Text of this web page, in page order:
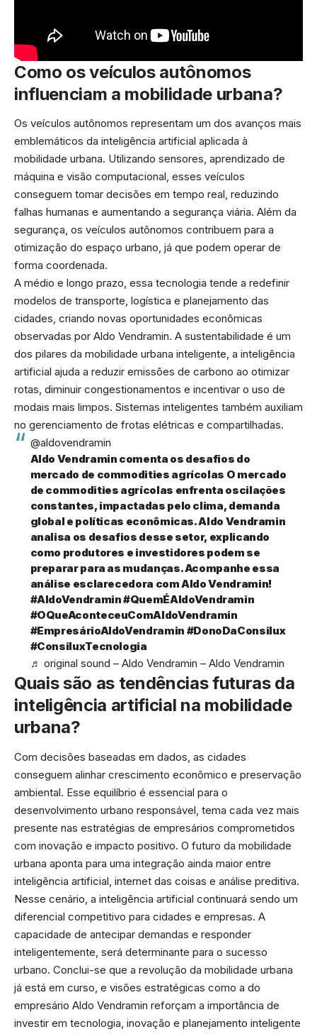
Como os veículos autônomos
influenciam a mobilidade urbana?
Os veículos autônomos representam um dos avanços mais
emblemáticos da inteligência artificial aplicada à
mobilidade urbana. Utilizando sensores, aprendizado de
máquina e visão computacional, esses veículos
conseguem tomar decisões em tempo real, reduzindo
falhas humanas e aumentando a segurança viária. Além da
segurança, os veículos autônomos contribuem para a
otimização do espaço urbano, já que podem operar de
forma coordenada.
A médio e longo prazo, essa tecnologia tende a redefinir
modelos de transporte, logística e planejamento das
cidades, criando novas oportunidades econômicas
observadas por Aldo Vendramin. A sustentabilidade é um
dos pilares da mobilidade urbana inteligente, a inteligência
artificial ajuda a reduzir emissões de carbono ao otimizar
rotas, diminuir congestionamentos e incentivar o uso de
modais mais limpos. Sistemas inteligentes também auxiliam
no gerenciamento de frotas elétricas e compartilhadas.
@aldovendramin
Aldo Vendramin comenta os desafios do
mercado de commodities agrícolas O mercado
de commodities agrícolas enfrenta oscilações
constantes, impactadas pelo clima, demanda
global e políticas econômicas. Aldo Vendramin
analisa os desafios desse setor, explicando
como produtores e investidores podem se
preparar para as mudanças. Acompanhe essa
análise esclarecedora com Aldo Vendramin!
#AldoVendramin#QuemÉAldoVendramin
#OQueAconteceuComAldoVendramin
#EmpresárioAldoVendramin #DonoDaConsilux
#ConsiluxTecnologia
♬ original sound – Aldo Vendramin – Aldo Vendramin
Quais são as tendências futuras da
inteligência artificial na mobilidade
urbana?
Com decisões baseadas em dados, as cidades
conseguem alinhar crescimento econômico e preservação
ambiental. Esse equilíbrio é essencial para o
desenvolvimento urbano responsável, tema cada vez mais
presente nas estratégias de empresários comprometidos
com inovação e impacto positivo. O futuro da mobilidade
urbana aponta para uma integração ainda maior entre
inteligência artificial, internet das coisas e análise preditiva.
Nesse cenário, a inteligência artificial continuará sendo um
diferencial competitivo para cidades e empresas. A
capacidade de antecipar demandas e responder
inteligentemente, será determinante para o sucesso
urbano. Conclui-se que a revolução da mobilidade urbana
já está em curso, e visões estratégicas como a do
empresário Aldo Vendramin reforçam a importância de
investir em tecnologia, inovação e planejamento inteligente